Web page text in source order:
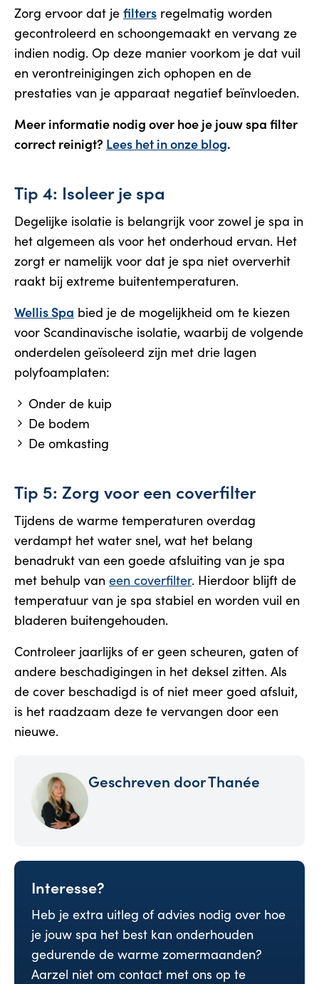
Zorg ervoor dat je filters regelmatig worden
gecontroleerd en schoongemaakt en vervang ze
indien nodig. Op deze manier voorkom je dat vuil
en verontreinigingen zich ophopen en de
prestaties van je apparaat negatief beïnvloeden.
Meer informatie nodig over hoe je jouw spa filter
correct reinigt? Lees het in onze blog.
Tip 4: Isoleer je spa
Degelijke isolatie is belangrijk voor zowel je spa in
het algemeen als voor het onderhoud ervan. Het
zorgt er namelijk voor dat je spa niet oververhit
raakt bij extreme buitentemperaturen.
Wellis Spa bied je de mogelijkheid om te kiezen
voor Scandinavische isolatie, waarbij de volgende
onderdelen geïsoleerd zijn met drie lagen
polyfoamplaten:
Onder de kuip
De bodem
De omkasting
Tip 5: Zorg voor een coverfilter
Tijdens de warme temperaturen overdag
verdampt het water snel, wat het belang
benadrukt van een goede afsluiting van je spa
met behulp van een coverfilter. Hierdoor blijft de
temperatuur van je spa stabiel en worden vuil en
bladeren buitengehouden.
Controleer jaarlijks of er geen scheuren, gaten of
andere beschadigingen in het deksel zitten. Als
de cover beschadigd is of niet meer goed afsluit,
is het raadzaam deze te vervangen door een
nieuwe.
Geschreven doorThanée
Interesse?
Heb je extra uitleg of advies nodig over hoe
je jouw spa het best kan onderhouden
gedurende de warme zomermaanden?
Aarzel niet om contact met ons op te